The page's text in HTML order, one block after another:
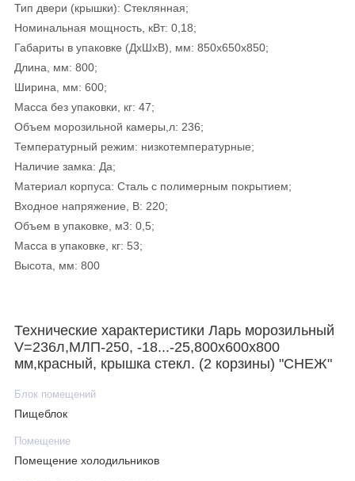
Тип двери (крышки): Стеклянная;
Номинальная мощность, кВт: 0,18;
Габариты в упаковке (ДхШхВ), мм: 850х650х850;
Длина, мм: 800;
Ширина, мм: 600;
Масса без упаковки, кг: 47;
Объем морозильной камеры,л: 236;
Температурный режим: низкотемпературные;
Наличие замка: Да;
Материал корпуса: Сталь с полимерным покрытием;
Входное напряжение, В: 220;
Объем в упаковке, м3: 0,5;
Масса в упаковке, кг: 53;
Высота, мм: 800
Технические характеристики Ларь морозильный
V=236л,МЛП-250, -18...-25,800х600х800
мм,красный, крышка стекл. (2 корзины) "СНЕЖ"
Блок помещений
Пищеблок
Помещение
Помещение холодильников